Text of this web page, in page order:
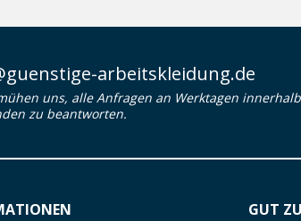
arbeitskleidung.de
uns, alle Anfragen an Werktagen
zu beantworten.
GUT